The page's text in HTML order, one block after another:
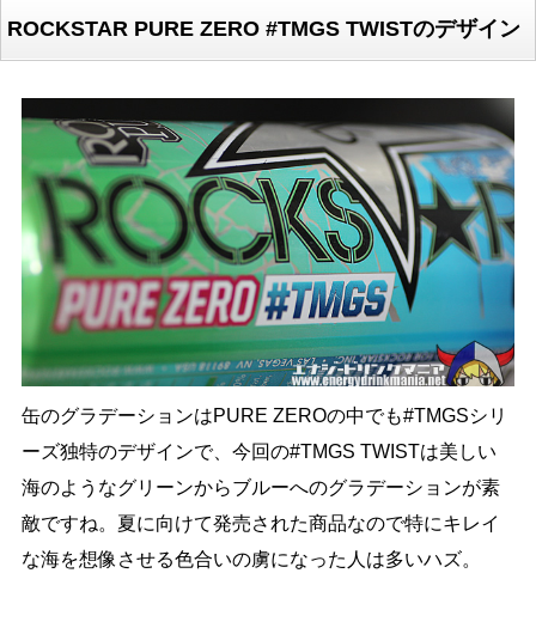
ROCKSTAR PURE ZERO #TMGS TWISTのデザイン
缶のグラデーションはPURE ZEROの中でも#TMGSシリ
ーズ独特のデザインで、今回の#TMGS TWISTは美しい
海のようなグリーンからブルーへのグラデーションが素
敵ですね。夏に向けて発売された商品なので特にキレイ
な海を想像させる色合いの虜になった人は多いハズ。